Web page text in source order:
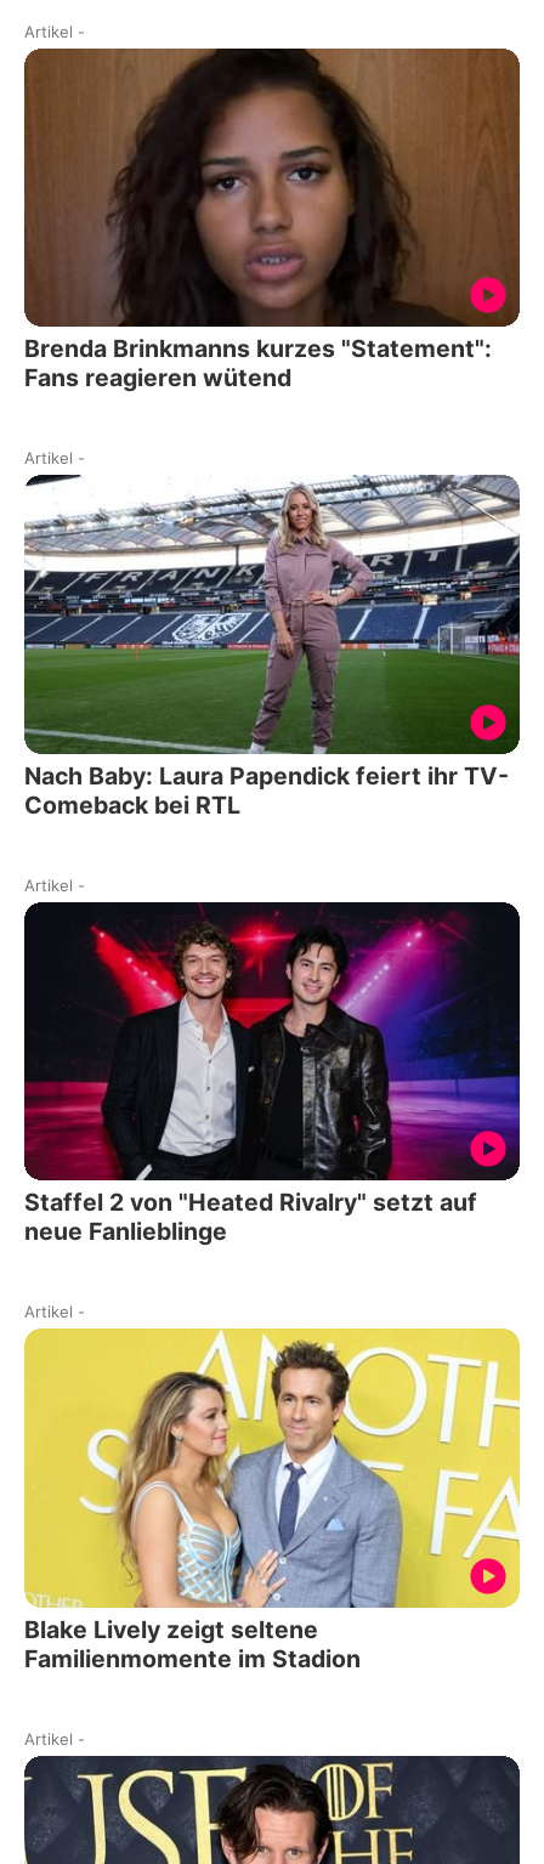
Artikel -
Brenda Brinkmanns kurzes "Statement":
Fans reagieren wütend
Artikel -
Nach Baby: Laura Papendick feiert ihr TV-
Comeback bei RTL
Artikel -
Staffel 2 von "Heated Rivalry" setzt auf
neue Fanlieblinge
Artikel -
Blake Lively zeigt seltene
Familienmomente im Stadion
Artikel -